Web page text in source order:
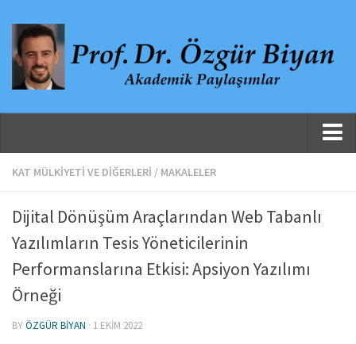
Ana Sayfa
Özgeçmiş
Yayınlanmış Çalışmalar
Danışmanlıklar, Jüri Üyelikleri ve Atıflar
Yayınlar
Makaleler
KAT MÜLKIYETI VE DIĞERLERI / MAKALELER
Dijital Dönüşüm Araçlarından Web Tabanlı
Yazılımların Tesis Yöneticilerinin
Performanslarına Etkisi: Apsiyon Yazılımı
Örneği
BYÖZGÜR BIYAN · 1 EKIM 2022